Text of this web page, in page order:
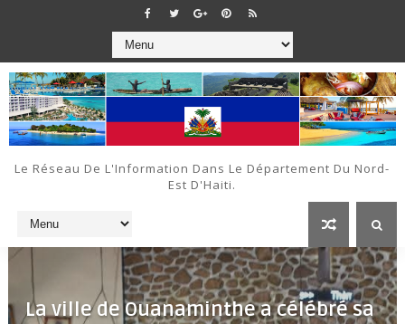
Le Réseau De L'Information Dans Le Département Du Nord-
Est D'Haiti.
La ville de Ouanaminthe a célébré sa